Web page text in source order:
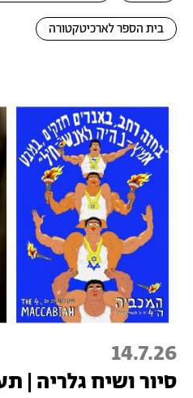
בית הספר לארכיטקטורה
14.7.26
סיור ושיח גלריה |